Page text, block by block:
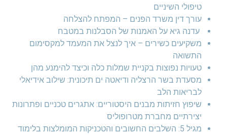
טיפולי השיניים
עורך דין משרד הפנים – המפתח להצלחה
עדנה גיא על האמנות של הסבלנות במטבח
משקיעים כשירים – איך לנצל את המעמד למקסימום
התשואה
טעויות נפוצות בקניית שמלות כלה וכיצד להימנע מהן
מסעדת בשר הרצליה ודיאטה ים תיכונית: שילוב אידיאלי
לבריאות הלב
שיפוץ חזיתות מבנים היסטוריים: אתגרים טכניים ופתרונות
יצירתיים מחברת מטרופוליס
מגיל 5: השלבים החשובים והטכניקות המומלצות בלימוד